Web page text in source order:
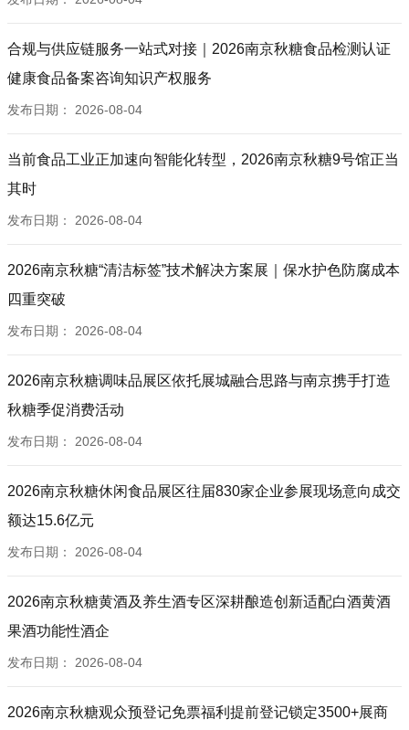
合规与供应链服务一站式对接｜2026南京秋糖食品检测认证
健康食品备案咨询知识产权服务
发布日期： 2026-08-04
当前食品工业正加速向智能化转型，2026南京秋糖9号馆正当
其时
发布日期： 2026-08-04
2026南京秋糖“清洁标签”技术解决方案展｜保水护色防腐成本
四重突破
发布日期： 2026-08-04
2026南京秋糖调味品展区依托展城融合思路与南京携手打造
秋糖季促消费活动
发布日期： 2026-08-04
2026南京秋糖休闲食品展区往届830家企业参展现场意向成交
额达15.6亿元
发布日期： 2026-08-04
2026南京秋糖黄酒及养生酒专区深耕酿造创新适配白酒黄酒
果酒功能性酒企
发布日期： 2026-08-04
2026南京秋糖观众预登记免票福利提前登记锁定3500+展商